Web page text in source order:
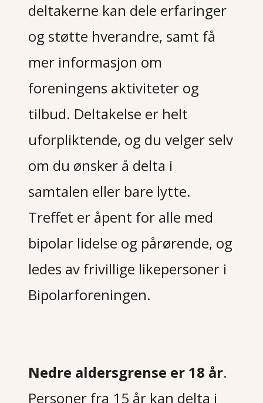
deltakerne kan dele erfaringer
og støtte hverandre, samt få
mer informasjon om
foreningens aktiviteter og
tilbud. Deltakelse er helt
uforpliktende, og du velger selv
om du ønsker å delta i
samtalen eller bare lytte.
Treffet er åpent for alle med
bipolar lidelse og pårørende, og
ledes av frivillige likepersoner i
Bipolarforeningen.
Nedre aldersgrense er 18 år.
Personer fra 15 år kan delta i